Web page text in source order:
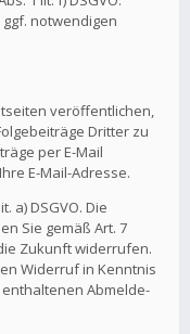
notwendigen
veröffentlichen,
Dritter zu
per E-Mail
E-Mail-Adresse.
a) DSGVO. Die
Sie gemäß Art. 7
Zukunft widerrufen.
Widerruf in Kenntnis
Abmelde-